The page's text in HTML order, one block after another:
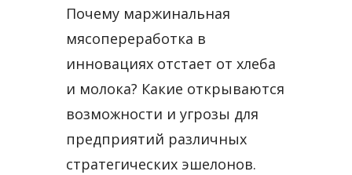
Почему маржинальная
мясопереработка в
инновациях отстает от хлеба
и молока? Какие открываются
возможности и угрозы для
предприятий различных
стратегических эшелонов.